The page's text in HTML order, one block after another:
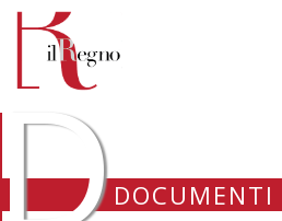
DOCUMENTI